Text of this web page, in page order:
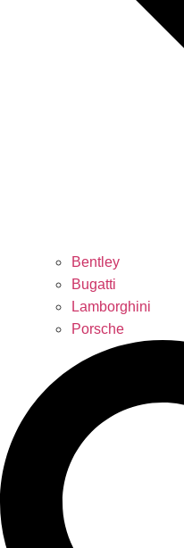
Bentley
Bugatti
Lamborghini
Porsche